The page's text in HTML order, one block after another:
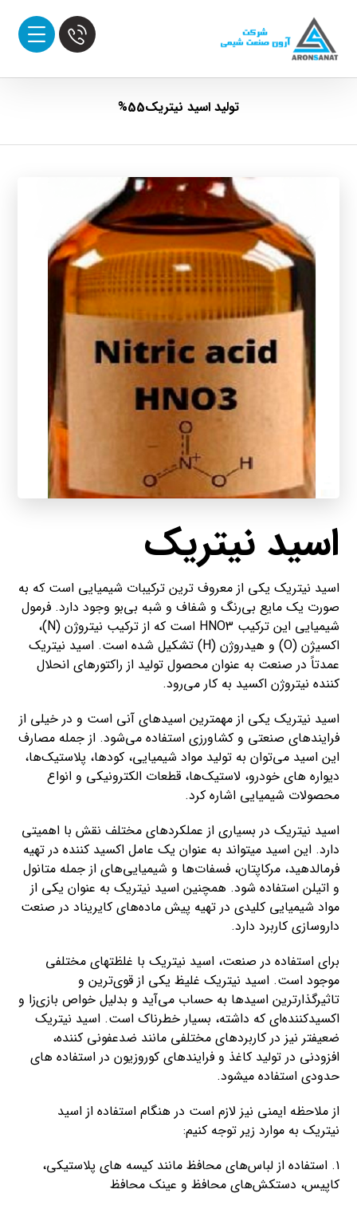
تولید اسید نیتریک55%
اسید نیتریک
اسید نیتریک یکی از معروف ترین ترکیبات شیمیایی است که به
صورت یک مایع بی‌رنگ و شفاف و شبه بی‌بو وجود دارد. فرمول
شیمیایی این ترکیب HNO3 است که از ترکیب نیتروژن (N)،
اکسیژن (O) و هیدروژن (H) تشکیل شده است. اسید نیتریک
عمدتاً در صنعت به عنوان محصول تولید از راکتورهای انحلال
کننده نیتروژن اکسید به کار می‌رود.
اسید نیتریک یکی از مهمترین اسیدهای آنی است و در خیلی از
فرایندهای صنعتی و کشاورزی استفاده می‌شود. از جمله مصارف
این اسید می‌توان به تولید مواد شیمیایی، کودها، پلاستیک‌ها،
دیواره های خودرو، لاستیک‌ها، قطعات الکترونیکی و انواع
محصولات شیمیایی اشاره کرد.
اسید نیتریک در بسیاری از عملکردهای مختلف نقش با اهمیتی
دارد. این اسید میتواند به عنوان یک عامل اکسید کننده در تهیه
فرمالدهید، مرکاپتان، فسفات‌ها و شیمیایی‌های از جمله متانول
و اتیلن استفاده شود. همچنین اسید نیتریک به عنوان یکی از
مواد شیمیایی کلیدی در تهیه پیش ماده‌های کایریناد در صنعت
داروسازی کاربرد دارد.
برای استفاده در صنعت، اسید نیتریک با غلظتهای مختلفی
موجود است. اسید نیتریک غلیظ یکی از قوی‌ترین و
تاثیرگذارترین اسیدها به حساب می‌آید و بدلیل خواص بازی‌زا و
اکسیدکننده‌ای که داشته، بسیار خطرناک است. اسید نیتریک
ضعیفتر نیز در کاربردهای مختلفی مانند ضدعفونی کننده،
افزودنی در تولید کاغذ و فرایندهای کوروزیون در استفاده های
حدودی استفاده میشود.
از ملاحظه ایمنی نیز لازم است در هنگام استفاده از اسید
نیتریک به موارد زیر توجه کنیم:
۱. استفاده از لباس‌های محافظ مانند کیسه های پلاستیکی،
کاپیس، دستکش‌های محافظ و عینک محافظ